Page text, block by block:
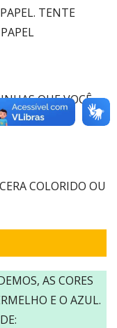
TENTE
QUE VOCÊ
COLORIDO OU
AS CORES
E O AZUL.